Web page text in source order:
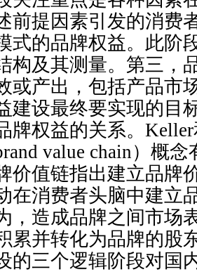
前提因素引发的消
式的品牌权益。此阶
构及其测量。第三，
或产出，包括产品市
建设最终要实现的目
牌权益的关系。
value chain）概
价值链指出建立品牌
在消费者头脑中建立
，造成品牌之间市场
累并转化为品牌的股
的三个逻辑阶段对国